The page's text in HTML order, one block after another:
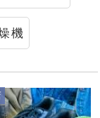
機